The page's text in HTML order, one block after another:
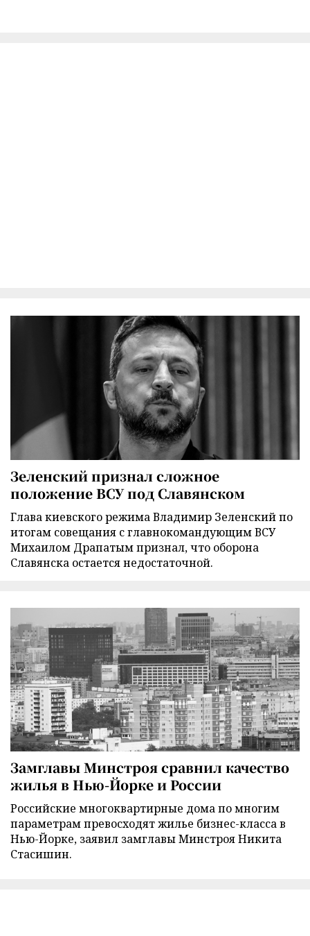
Зеленский признал сложное
положение ВСУ под Славянском
Глава киевского режима Владимир Зеленский по
итогам совещания с главнокомандующим ВСУ
Михаилом Драпатым признал, что оборона
Славянска остается недостаточной.
Замглавы Минстроя сравнил качество
жилья в Нью-Йорке и России
Российские многоквартирные дома по многим
параметрам превосходят жилье бизнес-класса в
Нью-Йорке, заявил замглавы Минстроя Никита
Стасишин.